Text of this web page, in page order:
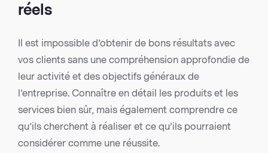
réels
Il est impossible d’obtenir de bons résultats avec
vos clients sans une compréhension approfondie de
leur activité et des objectifs généraux de
l’entreprise. Connaître en détail les produits et les
services bien sûr, mais également comprendre ce
qu’ils cherchent à réaliser et ce qu’ils pourraient
considérer comme une réussite.